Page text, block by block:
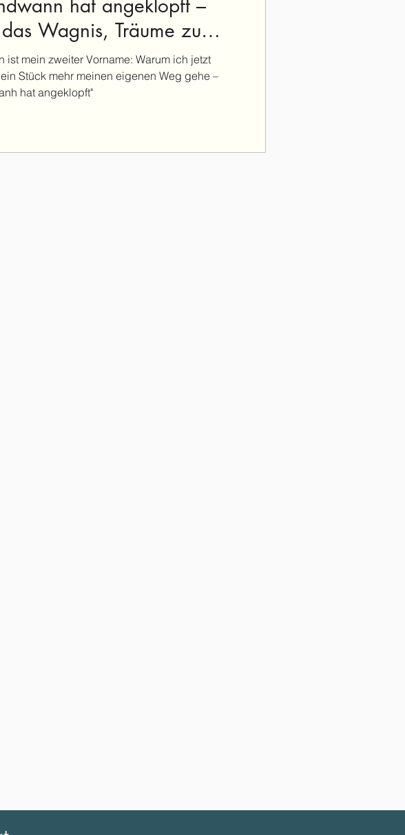
hat angeklopft –
Wagnis, Träume zu
ist mein zweiter Vorname: Warum ich jetzt
Stück mehr meinen eigenen Weg gehe –
hat angeklopft"